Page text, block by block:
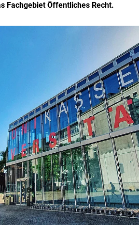
Fachgebiet Öffentliches Recht.